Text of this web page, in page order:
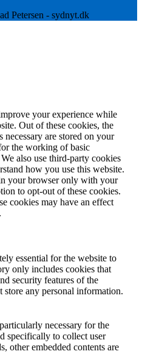
Petersen - sydnyt.dk
your experience while
Out of these cookies, the
necessary are stored on your
the working of basic
also use third-party cookies
how you use this website.
your browser only with your
to opt-out of these cookies.
cookies may have an effect
essential for the website to
only includes cookies that
security features of the
store any personal information.
necessary for the
specifically to collect user
other embedded contents are